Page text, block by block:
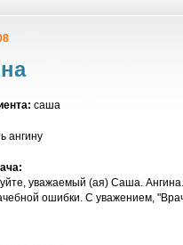
саша
ангину
уважаемый (ая) Саша.
ошибки. С уважением,